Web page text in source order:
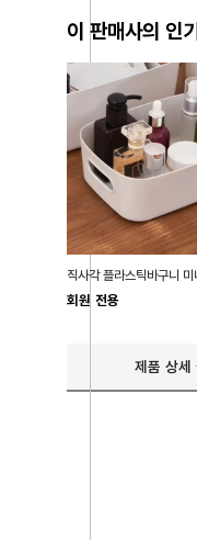
이 판매사의 인
회원 전용
제품 상세